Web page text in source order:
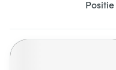
Sorteer